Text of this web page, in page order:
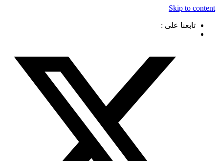
Skip to content
تابعنا على :